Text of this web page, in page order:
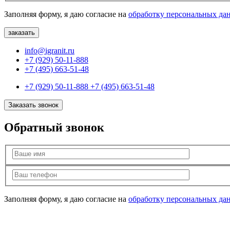
Заполняя форму, я даю согласие на обработку персональных
info@igranit.ru
+7 (929) 50-11-888
+7 (495) 663-51-48
+7 (929) 50-11-888 +7 (495) 663-51-48
Заказать звонок
Обратный звонок
Заполняя форму, я даю согласие на обработку персональных